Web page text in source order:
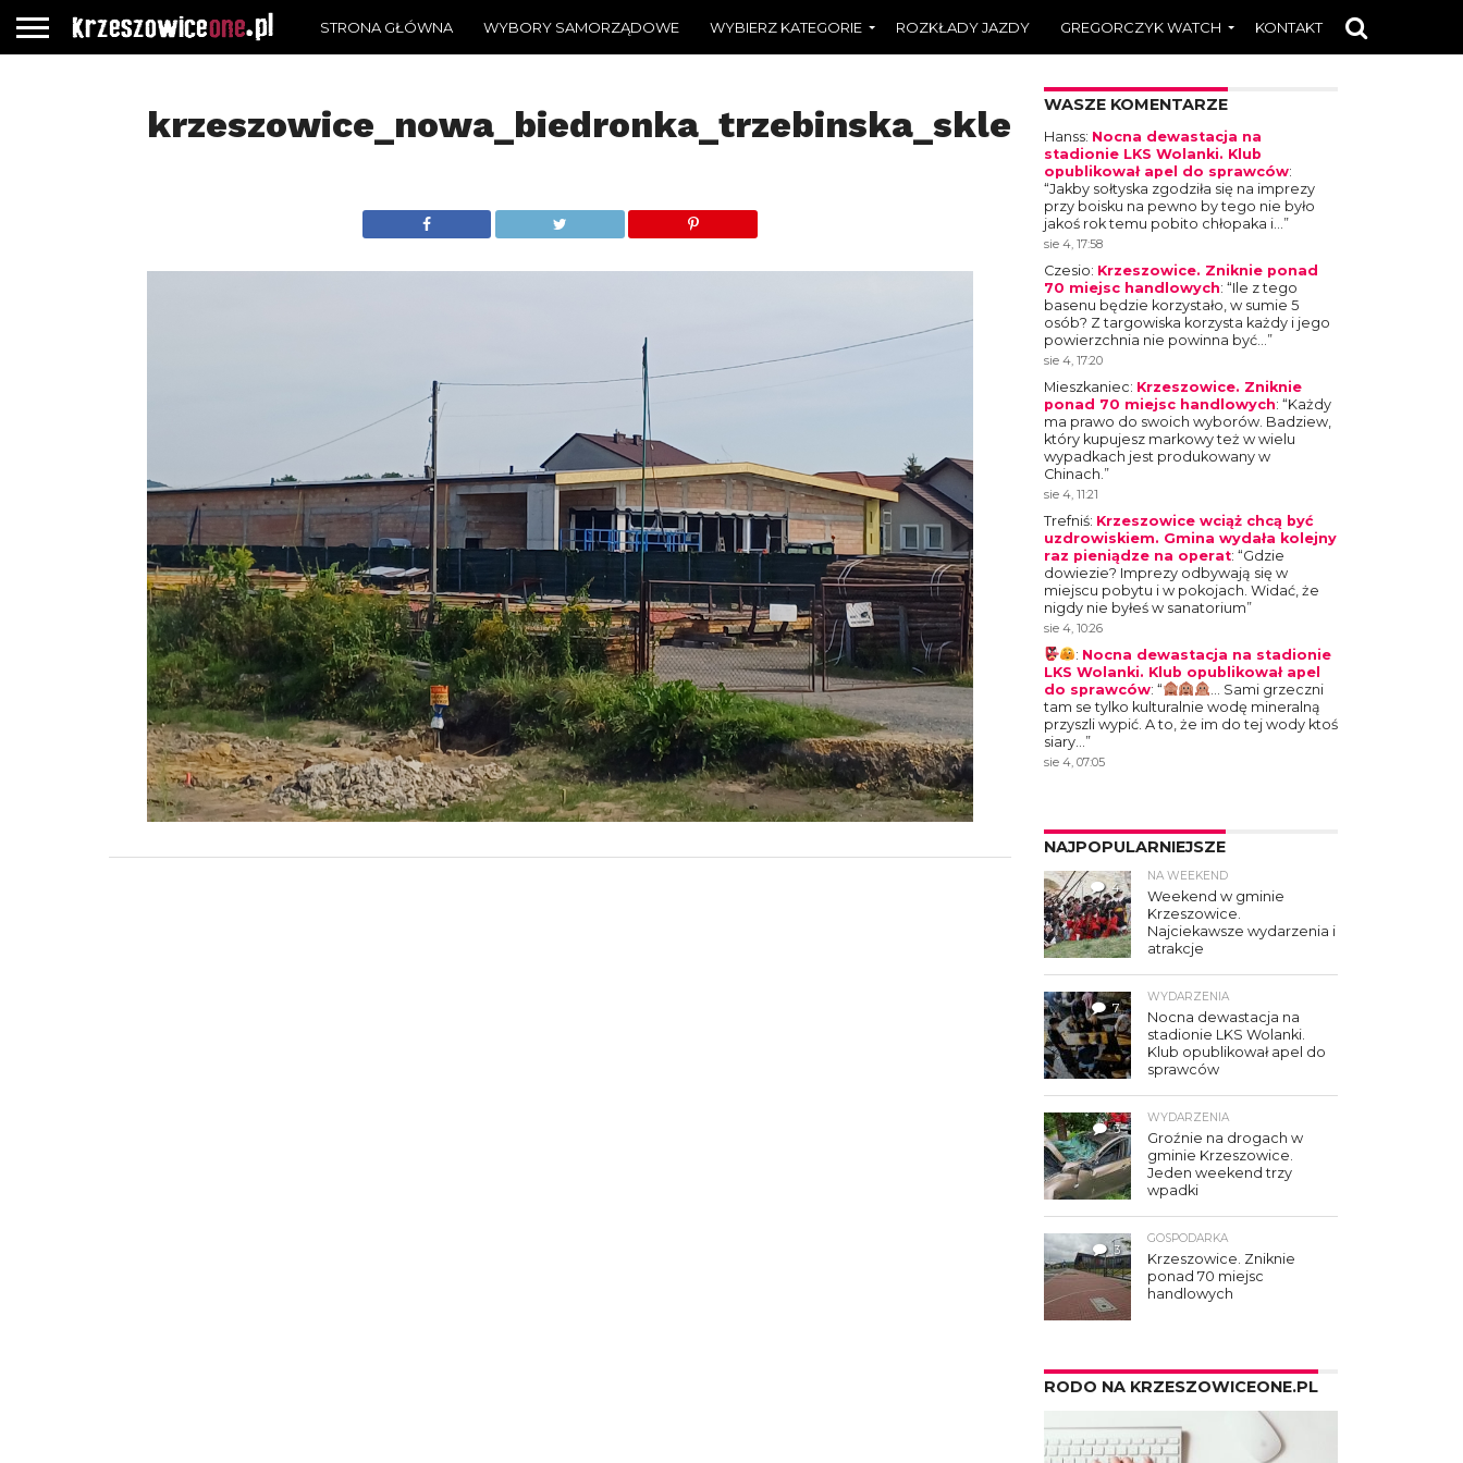
STRONA GŁÓWNA WYBORY SAMORZĄDOWE WYBIERZ KATEGORIE ROZKŁADY JAZDY GREGORCZYK WATCH KONTAKT
krzeszowice_nowa_biedronka_trzebinska_sklep WASZE KOMENTARZE
Hanss: Nocna dewastacja na
stadionie LKS Wolanki. Klub
opublikował apel do sprawców:
“Jakby sołtyska zgodziła się na imprezy
przy boisku na pewno by tego nie było
jakoś rok temu pobito chłopaka i…”
sie 4, 17:58
Czesio: Krzeszowice. Zniknie ponad
70 miejsc handlowych: “Ile z tego
basenu będzie korzystało, w sumie 5
osób? Z targowiska korzysta każdy i jego
powierzchnia nie powinna być…”
sie 4, 17:20
Mieszkaniec: Krzeszowice. Zniknie
ponad 70 miejsc handlowych: “Każdy
ma prawo do swoich wyborów. Badziew,
który kupujesz markowy też w wielu
wypadkach jest produkowany w
Chinach.”
sie 4, 11:21
Trefniś: Krzeszowice wciąż chcą być
uzdrowiskiem. Gmina wydała kolejny
raz pieniądze na operat: “Gdzie
dowiezie? Imprezy odbywają się w
miejscu pobytu i w pokojach. Widać, że
nigdy nie byłeś w sanatorium”
sie 4, 10:26
: Nocna dewastacja na stadionie
LKS Wolanki. Klub opublikował apel
do sprawców: “
… Sami grzeczni
tam se tylko kulturalnie wodę mineralną
przyszli wypić. A to, że im do tej wody ktoś
siary…”
sie 4, 07:05
NAJPOPULARNIEJSZE
4
NA WEEKEND
Weekend w gminie
Krzeszowice.
Najciekawsze wydarzenia i
atrakcje
7
WYDARZENIA
Nocna dewastacja na
stadionie LKS Wolanki.
Klub opublikował apel do
sprawców
3
WYDARZENIA
Groźnie na drogach w
gminie Krzeszowice.
Jeden weekend trzy
wpadki
3
GOSPODARKA
Krzeszowice. Zniknie
ponad 70 miejsc
handlowych
RODO NA KRZESZOWICEONE.PL